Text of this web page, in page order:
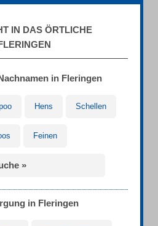
IN DAS ÖRTLICHE
in Fleringen
Hens Schellen
Feinen
»
in Fleringen